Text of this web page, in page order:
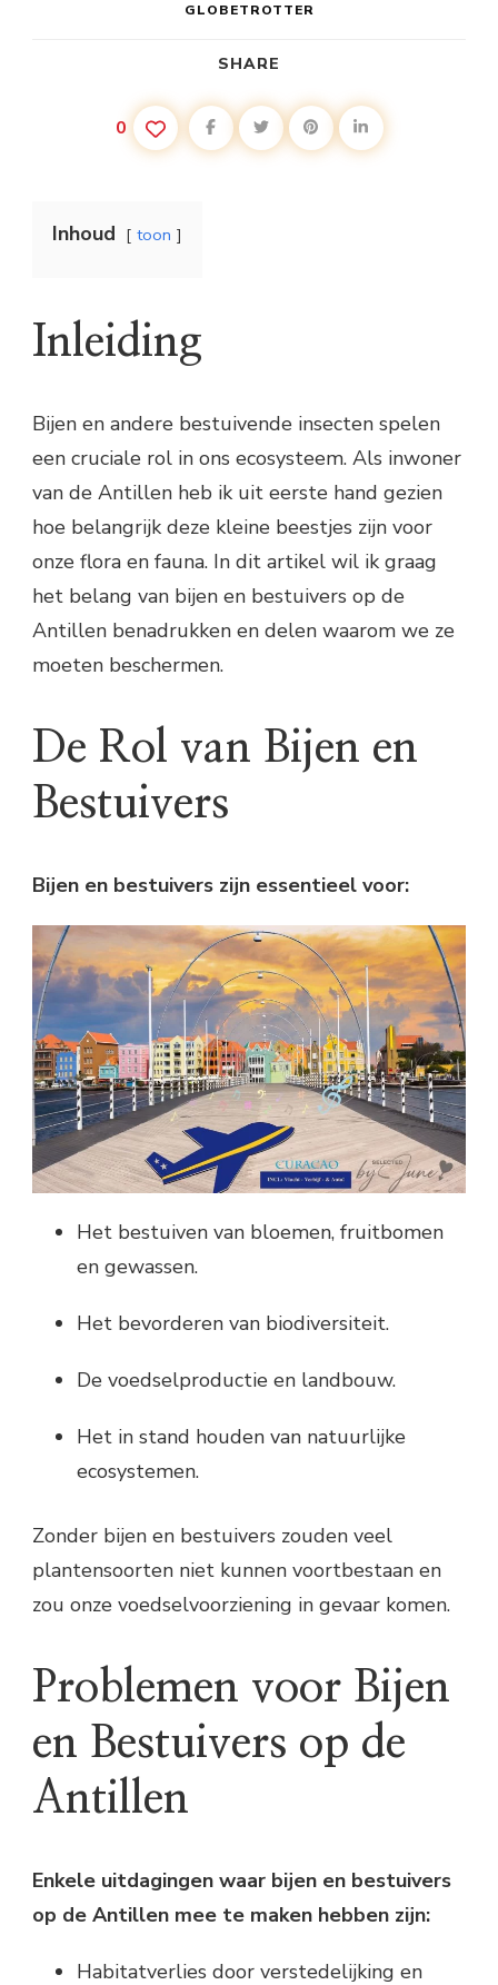
GLOBETROTTER
SHARE
0
Inhoud toon
Inleiding
Bijen en andere bestuivende insecten spelen
een cruciale rol in ons ecosysteem. Als inwoner
van de Antillen heb ik uit eerste hand gezien
hoe belangrijk deze kleine beestjes zijn voor
onze flora en fauna. In dit artikel wil ik graag
het belang van bijen en bestuivers op de
Antillen benadrukken en delen waarom we ze
moeten beschermen.
De Rol van Bijen en
Bestuivers
Bijen en bestuivers zijn essentieel voor:
Het bestuiven van bloemen, fruitbomen
en gewassen.
Het bevorderen van biodiversiteit.
De voedselproductie en landbouw.
Het in stand houden van natuurlijke
ecosystemen.
Zonder bijen en bestuivers zouden veel
plantensoorten niet kunnen voortbestaan en
zou onze voedselvoorziening in gevaar komen.
Problemen voor Bijen
en Bestuivers op de
Antillen
Enkele uitdagingen waar bijen en bestuivers
op de Antillen mee te maken hebben zijn:
Habitatverlies door verstedelijking en